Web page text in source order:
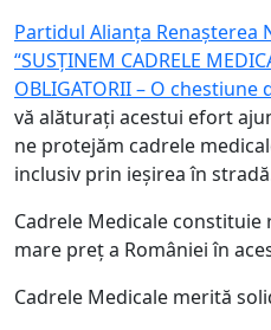
Partidul Alianța Renașterea
“SUSȚINEM CADRELE
OBLIGATORII – O chestiune
vă alăturați acestui efort
ne protejăm cadrele
inclusiv prin ieșirea în
Cadrele Medicale constituie
mare preț a României în
Cadrele Medicale merită